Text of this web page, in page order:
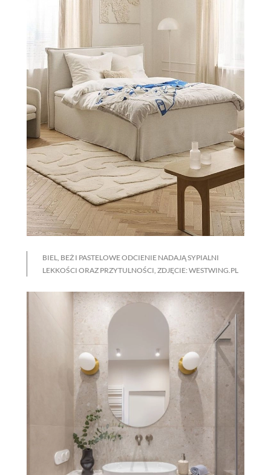
BIEL, BEŻ I PASTELOWE ODCIENIE NADAJĄ SYPIALNI
LEKKOŚCI ORAZ PRZYTULNOŚCI, ZDJĘCIE: WESTWING.PL